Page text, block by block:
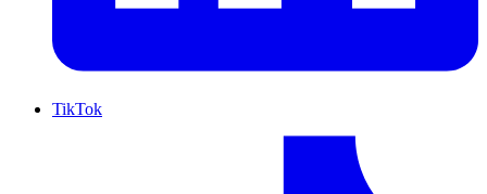
TikTok